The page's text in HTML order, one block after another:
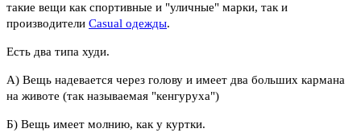
такие вещи как спортивные и "уличные" марки, так и
производители Casual одежды.
Есть два типа худи.
А) Вещь надевается через голову и имеет два больших кармана
на животе (так называемая "кенгуруха")
Б) Вещь имеет молнию, как у куртки.